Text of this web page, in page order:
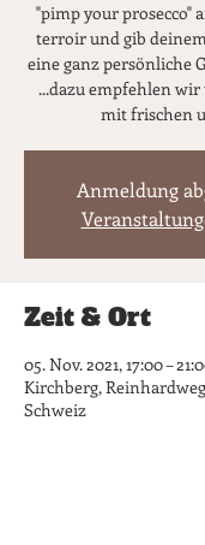
"pimp your prosecco"
terroir und gib
eine ganz persönliche
...dazu empfehlen wir
mit frischen
Anmeldung
Zeit & Ort
05. Nov. 2021, 17:00 –
Kirchberg,
Schweiz